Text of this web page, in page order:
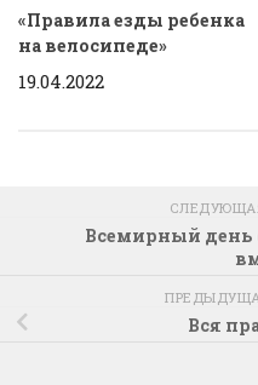
«Правила езды ребенка
на велосипеде»
19.04.2022
Всемирный день
Вся